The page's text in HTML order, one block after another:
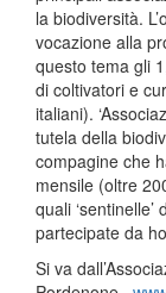
la biodiversità.
vocazione alla
questo tema gli
di coltivatori e
italiani).
tutela della
compagine che
mensile (oltre
quali
partecipate da
Si va